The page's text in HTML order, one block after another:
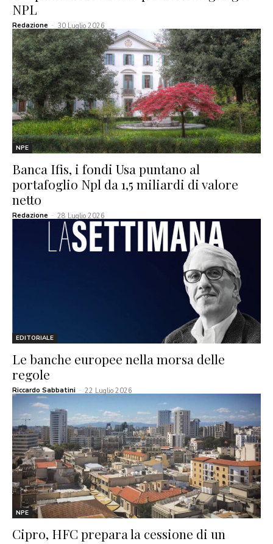
NPL
Redazione - 30 Luglio 2026
NPE
Banca Ifis, i fondi Usa puntano al
portafoglio Npl da 1,5 miliardi di valore
netto
Redazione - 28 Luglio 2026
EDITORIALE
Le banche europee nella morsa delle
regole
Riccardo Sabbatini - 22 Luglio 2026
NPE
Cipro, HFC prepara la cessione di un